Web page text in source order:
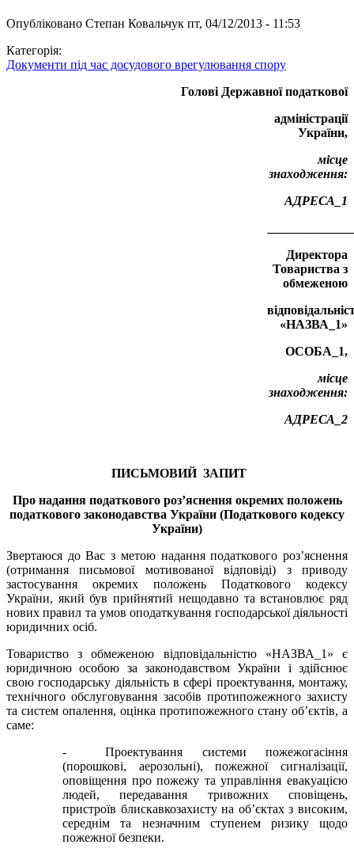
Опубліковано Степан Ковальчук пт, 04/12/2013 - 11:53
Категорія:
Документи під час досудового врегулювання спору
Голові Державної податкової
адміністрації
України,
місце
знаходження:
АДРЕСА_1
Директора
Товариства з
обмеженою
«НАЗВА_1»
ОСОБА_1,
місце
знаходження:
АДРЕСА_2
ПИСЬМОВИЙ ЗАПИТ
Про надання податкового роз’яснення окремих положень
податкового законодавства України (Податкового кодексу
України)
Звертаюся до Вас з метою надання податкового роз’яснення
(отримання письмової мотивованої відповіді) з приводу
застосування окремих положень Податкового кодексу
України, який був прийнятий нещодавно та встановлює ряд
нових правил та умов оподаткування господарської діяльності
юридичних осіб.
Товариство з обмеженою відповідальністю «НАЗВА_1» є
юридичною особою за законодавством України і здійснює
свою господарську діяльність в сфері проектування, монтажу,
технічного обслуговування засобів протипожежного захисту
та систем опалення, оцінка протипожежного стану об’єктів, а
саме:
- Проектування системи пожежогасіння
(порошкові, аерозольні), пожежної сигналізації,
оповіщення про пожежу та управління евакуацією
людей, передавання тривожних сповіщень,
пристроїв блискавкозахисту на об’єктах з високим,
середнім та незначним ступенем ризику щодо
пожежної безпеки.